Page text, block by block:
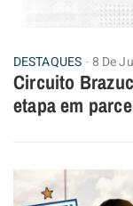
DESTAQUES 8 De
Circuito
etapa em